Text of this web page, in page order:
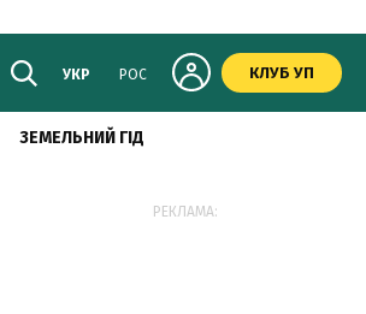
УКР РОС КЛУБ УП
ЗЕМЕЛЬНИЙ ГІД
РЕКЛАМА: